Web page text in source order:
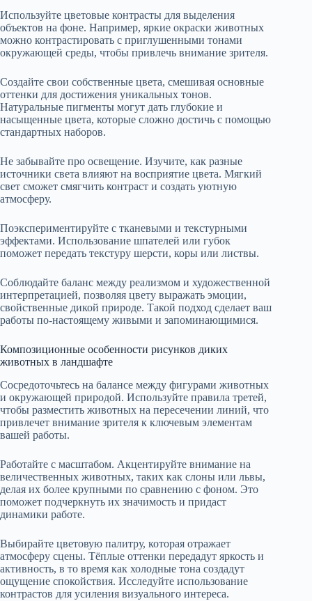
Используйте цветовые контрасты для выделения
объектов на фоне. Например, яркие окраски животных
можно контрастировать с приглушенными тонами
окружающей среды, чтобы привлечь внимание зрителя.
Создайте свои собственные цвета, смешивая основные
оттенки для достижения уникальных тонов.
Натуральные пигменты могут дать глубокие и
насыщенные цвета, которые сложно достичь с помощью
стандартных наборов.
Не забывайте про освещение. Изучите, как разные
источники света влияют на восприятие цвета. Мягкий
свет сможет смягчить контраст и создать уютную
атмосферу.
Поэкспериментируйте с тканевыми и текстурными
эффектами. Использование шпателей или губок
поможет передать текстуру шерсти, коры или листвы.
Соблюдайте баланс между реализмом и художественной
интерпретацией, позволяя цвету выражать эмоции,
свойственные дикой природе. Такой подход сделает ваш
работы по-настоящему живыми и запоминающимися.
Композиционные особенности рисунков диких
животных в ландшафте
Сосредоточьтесь на балансе между фигурами животных
и окружающей природой. Используйте правила третей,
чтобы разместить животных на пересечении линий, что
привлечет внимание зрителя к ключевым элементам
вашей работы.
Работайте с масштабом. Акцентируйте внимание на
величественных животных, таких как слоны или львы,
делая их более крупными по сравнению с фоном. Это
поможет подчеркнуть их значимость и придаст
динамики работе.
Выбирайте цветовую палитру, которая отражает
атмосферу сцены. Тёплые оттенки передадут яркость и
активность, в то время как холодные тона создадут
ощущение спокойствия. Исследуйте использование
контрастов для усиления визуального интереса.